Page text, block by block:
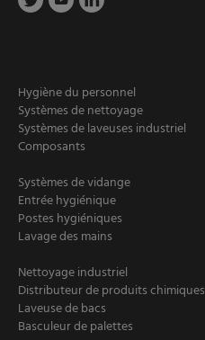
Hygiène du personnel
Systèmes de nettoyage
Systèmes de laveuses industriel
Composants
Systèmes de vidange
Entrée hygiénique
Postes hygiéniques
Lavage des mains
Nettoyage industriel
Distributeur de produits chimiques
Laveuse de bacs
Basculeur de palettes